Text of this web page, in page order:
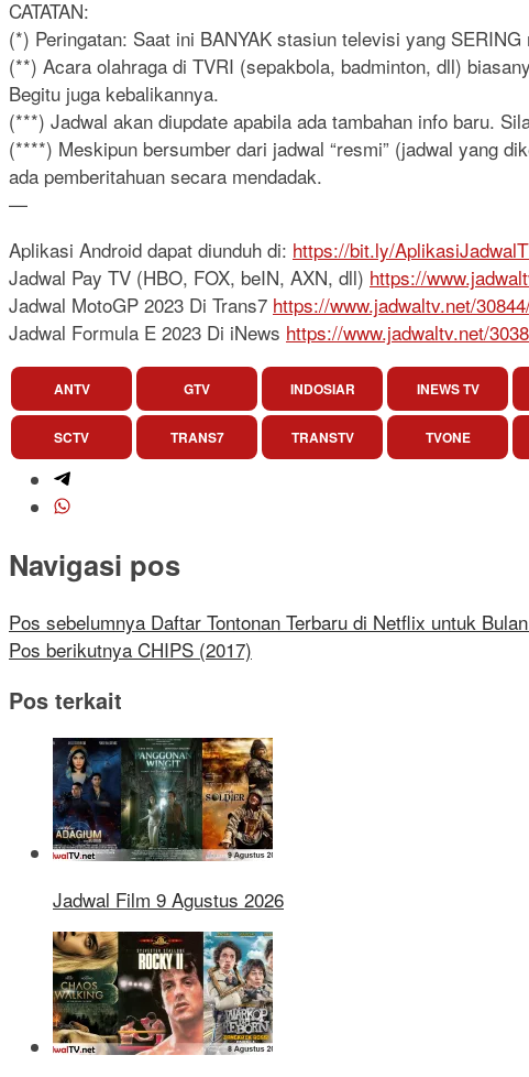
CATATAN:
(*) Peringatan: Saat ini BANYAK stasiun televisi yang
(**) Acara olahraga di TVRI (sepakbola, badminton, dll)
Begitu juga kebalikannya.
(***) Jadwal akan diupdate apabila ada tambahan info baru.
(****) Meskipun bersumber dari jadwal “resmi” (jadwal yang
ada pemberitahuan secara mendadak.
—
Aplikasi Android dapat diunduh di: https://bit.ly/
Jadwal Pay TV (HBO, FOX, beIN, AXN, dll) https://
Jadwal MotoGP 2023 Di Trans7 https://www.jadwaltv.net/
Jadwal Formula E 2023 Di iNews https://www.jadwaltv.net/
ANTV GTV INDOSIAR INEWS TV
SCTV TRANS7 TRANSTV TVONE
Navigasi pos
Pos sebelumnya Daftar Tontonan Terbaru di Netflix untuk
Pos berikutnya CHIPS (2017)
Pos terkait
Jadwal Film 9 Agustus 2026